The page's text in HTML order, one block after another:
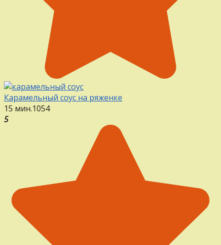
Карамельный соус на ряженке
15 мин.1054
5